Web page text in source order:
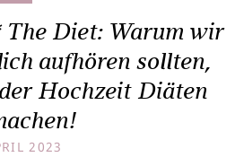
The Diet: Warum wir
aufhören sollten,
Hochzeit Diäten
2023